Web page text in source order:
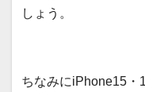
しょう。
ちなみにiPhone15・